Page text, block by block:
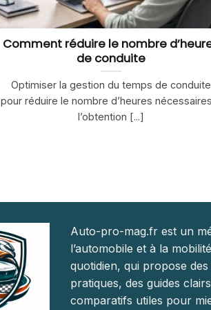
Comment réduire le nombre
de conduite
Optimiser la gestion du temps de conduite
pour réduire le nombre d’heures
l’obtention [...]
Auto-pro-mag.fr est un
l’automobile et à la
quotidien, qui propose des
pratiques, des guides
comparatifs utiles pour